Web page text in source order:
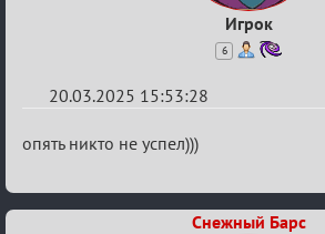
Игрок
6
20.03.2025 15:53:28
Re:
№50
опять никто не успел)))
Снежный Барс